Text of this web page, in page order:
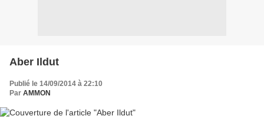
Aber Ildut
Publié le 14/09/2014 à 22:10
Par AMMON